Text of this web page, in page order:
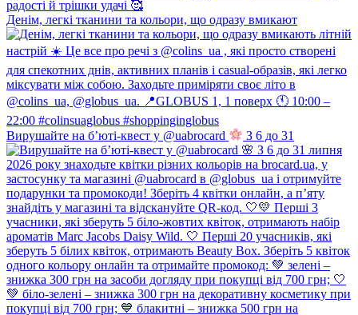
Денім, легкі тканини та кольори, що одразу вмикают
Вирушайте на б’юті-квест у @uabrocard З 6 до 31